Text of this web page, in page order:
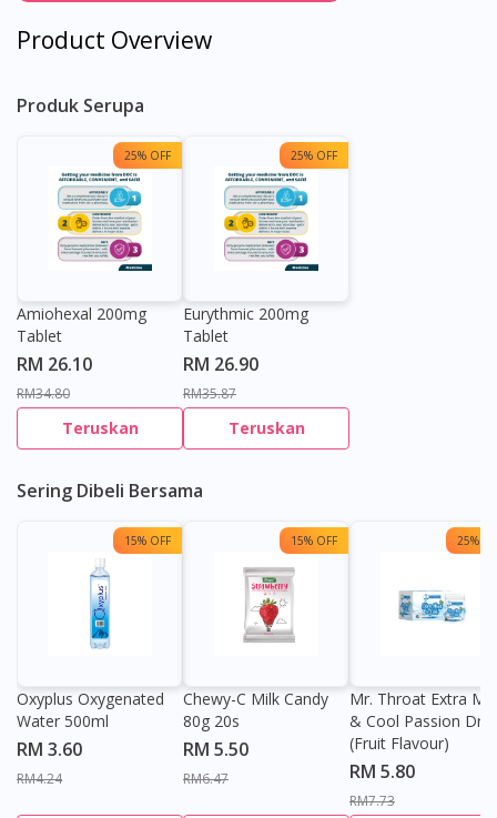
Product Overview
Produk Serupa
25% OFF
Amiohexal 200mg
Tablet
RM 26.10
RM34.80
Teruskan
25% OFF
Eurythmic 200mg
Tablet
RM 26.90
RM35.87
Teruskan
Sering Dibeli Bersama
15% OFF
Oxyplus Oxygenated
Water 500ml
RM 3.60
RM4.24
15% OFF
Chewy-C Milk Candy
80g 20s
RM 5.50
RM6.47
25%
Mr. Throat Extra
& Cool Passion
(Fruit Flavour)
RM 5.80
RM7.73